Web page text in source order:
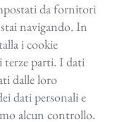
da fornitori
navigando. In
i cookie
terze parti. I dati
dalle loro
dati personali e
alcun controllo.